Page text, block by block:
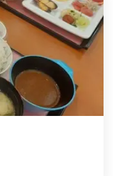
を表示しています。